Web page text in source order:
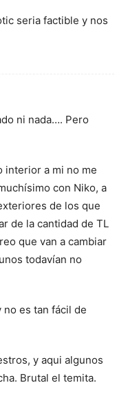
seria factible y nos
ni nada…. Pero
interior a mi no me
con Niko, a
de los que
de la cantidad de TL
que van a cambiar
todavían no
no es tan fácil de
y aqui algunos
Brutal el temita.